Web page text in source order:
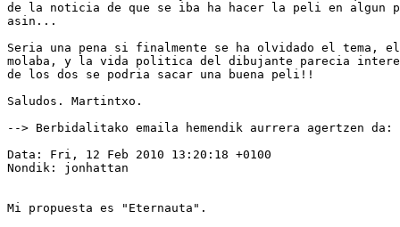
de la noticia de que se iba ha hacer la peli en algun
asin...
Seria una pena si finalmente se ha olvidado el tema,
molaba, y la vida politica del dibujante parecia
de los dos se podria sacar una buena peli!!
Saludos. Martintxo.
--> Berbidalitako emaila hemendik aurrera agertzen da:
Data: Fri, 12 Feb 2010 13:20:18 +0100
Nondik: jonhattan
Mi propuesta es "Eternauta".